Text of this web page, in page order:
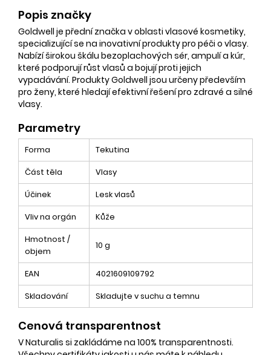
Popis značky
Goldwell je přední značka v oblasti vlasové kosmetiky,
specializující se na inovativní produkty pro péči o vlasy.
Nabízí širokou škálu bezoplachových sér, ampulí a kúr,
které podporují růst vlasů a bojují proti jejich
vypadávání. Produkty Goldwell jsou určeny především
pro ženy, které hledají efektivní řešení pro zdravé a silné
vlasy.
Parametry
Forma
Tekutina
Část těla
Vlasy
Účinek
Lesk vlasů
Vliv na orgán
Kůže
Hmotnost /
objem
10 g
EAN
4021609109792
Skladování
Skladujte v suchu a temnu
Cenová transparentnost
V Naturalis si zakládáme na 100% transparentnosti.